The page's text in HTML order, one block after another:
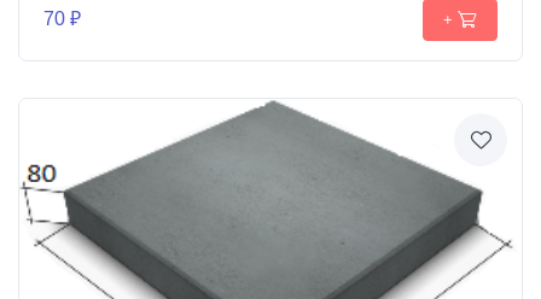
70 ₽ +